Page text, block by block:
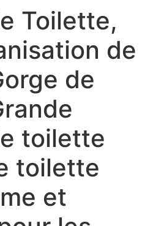
Toilette,
de
de
toilette
toilette
et